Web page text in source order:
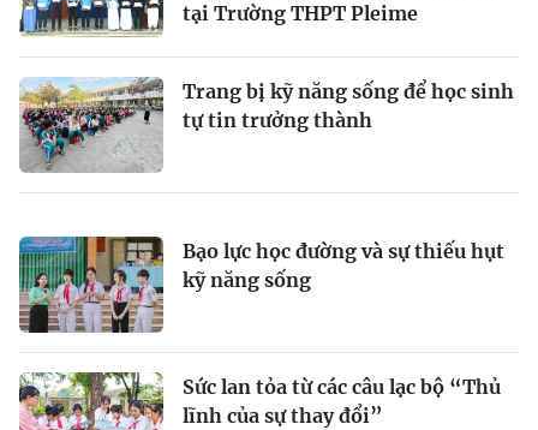
tại Trường THPT Pleime
Trang bị kỹ năng sống để học sinh
tự tin trưởng thành
Bạo lực học đường và sự thiếu hụt
kỹ năng sống
Sức lan tỏa từ các câu lạc bộ “Thủ
lĩnh của sự thay đổi”